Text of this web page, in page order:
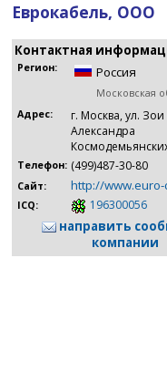
Еврокабель, ООО
Контактная
Регион: Россия
Московская
Адрес:
г. Москва, ул. Зои
Александра
Телефон: (499)487-30-80
Сайт: http://www.euro-
ICQ: 196300056
направить
компании